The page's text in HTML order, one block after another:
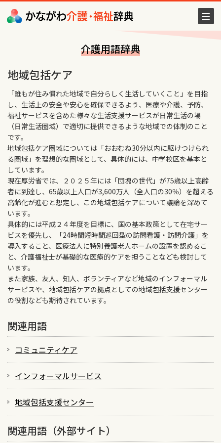
介護用語辞典
地域包括ケア
「誰もが住み慣れた地域で自分らしく生活していくこと」を目指
し、生活上の安全や安心を確保できるよう、医療や介護、予防、
福祉サービスを含めた様々な生活支援サービスが日常生活の場
（日常生活圏域）で適切に提供できるような地域での体制のこと
です。
地域包括ケア圏域については「おおむね30分以内に駆けつけられ
る圏域」を理想的な圏域として、具体的には、中学校区を基本と
しています。
現在厚労省では、２０２５年には「団塊の世代」が75歳以上高齢
者に到達し、65歳以上人口が3,600万人（全人口の30％）を超える
高齢化が進むと想定し、この地域包括ケアについて議論を深めて
います。
具体的には平成２４年度を目標に、国の基本政策として在宅サー
ビスを優先し、「24時間短時間巡回型の訪問看護・訪問介護」を
導入すること、医療法人に特別養護老人ホームの設置を認めるこ
と、介護福祉士が基礎的な医療的ケアを担うことなども検討して
います。
また家族、友人、知人、ボランティアなど地域のインフォーマル
サービスや、地域包括ケアの拠点としての地域包括支援センター
の役割なども期待されています。
関連用語
コミュニティケア
インフォーマルサービス
地域包括支援センター
関連用語（外部サイト）